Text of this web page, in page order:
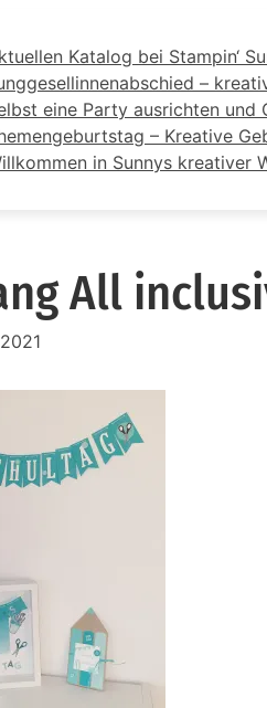
Katalog bei Stampin‘
–
eine Party ausrichten und
– Kreative
in Sunnys kreativer
All